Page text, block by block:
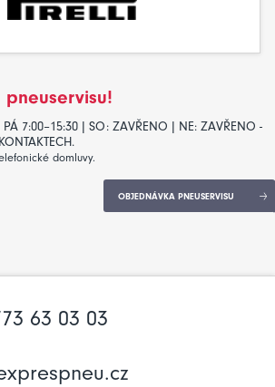
7:00–15:30 | SO: ZAVŘENO | NE: ZAVŘENO -
domluvy.
OBJEDNÁVKA PNEUSERVISU
63 03 03